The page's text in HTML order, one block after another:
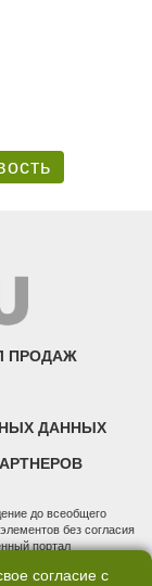
ПРОДАЖ
ДАННЫХ
до всеобщего
без согласия
портал
коммуникаций
согласие с